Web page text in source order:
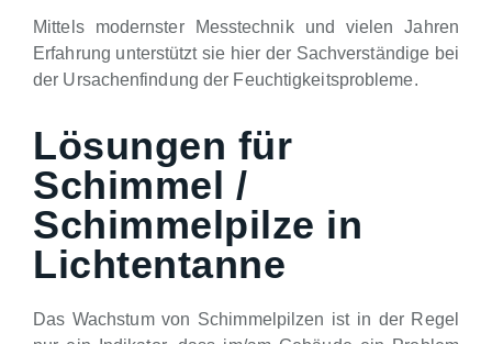
Mittels modernster Messtechnik und vielen Jahren
Erfahrung unterstützt sie hier der Sachverständige bei
der Ursachenfindung der Feuchtigkeitsprobleme.
Lösungen für
Schimmel /
Schimmelpilze in
Lichtentanne
Das Wachstum von Schimmelpilzen ist in der Regel